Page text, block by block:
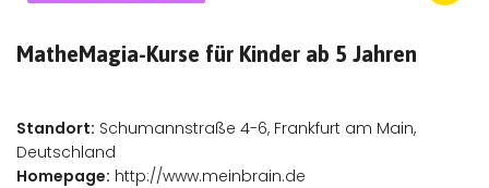
MatheMagia-Kurse für Kinder ab 5 Jahren
Standort: Schumannstraße 4-6, Frankfurt am Main,
Deutschland
Homepage: http://www.meinbrain.de